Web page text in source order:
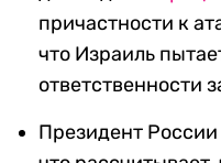
причастности к
что Израиль
ответственности
Президент